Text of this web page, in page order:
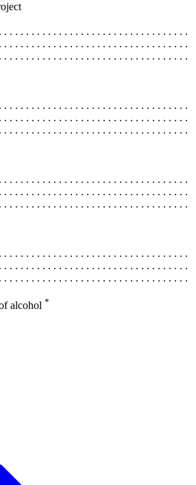
. . . . . . . . . . . . . . . . . . . . . . . . . . . . . . . . .
. . . . . . . . . . . . . . . . . . . . . . . . . . . . . . . . .
. . . . . . . . . . . . . . . . . . . . . . . . . . . . . . . . .
. . . . . . . . . . . . . . . . . . . . . . . . . . . . . . . . .
. . . . . . . . . . . . . . . . . . . . . . . . . . . . . . . . .
. . . . . . . . . . . . . . . . . . . . . . . . . . . . . . . . .
. . . . . . . . . . . . . . . . . . . . . . . . . . . . . . . . .
. . . . . . . . . . . . . . . . . . . . . . . . . . . . . . . . .
. . . . . . . . . . . . . . . . . . . . . . . . . . . . . . . . .
. . . . . . . . . . . . . . . . . . . . . . . . . . . . . . . . .
. . . . . . . . . . . . . . . . . . . . . . . . . . . . . . . . .
. . . . . . . . . . . . . . . . . . . . . . . . . . . . . . . . .
alcohol *